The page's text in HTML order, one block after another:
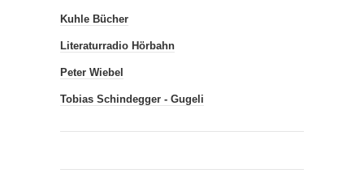
Kuhle Bücher
Literaturradio Hörbahn
Peter Wiebel
Tobias Schindegger - Gugeli